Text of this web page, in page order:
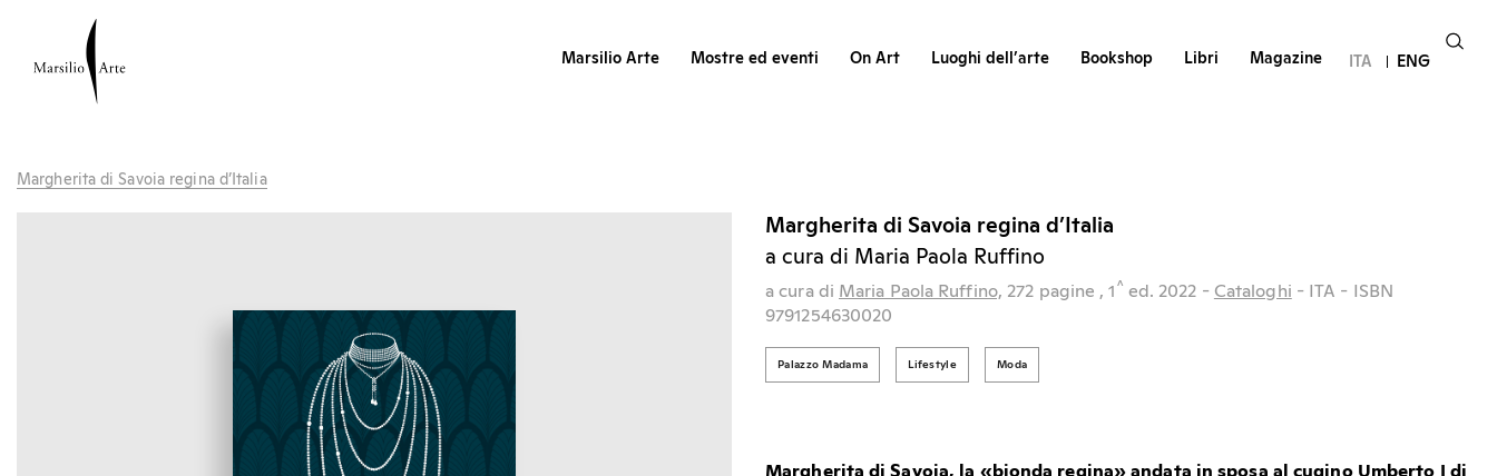
Marsilio Arte Mostre ed eventi On Art Luoghi dell’arte Bookshop Libri Magazine ITA ENG
Margherita di Savoia regina d’Italia
Margherita di Savoia regina d’Italia
a cura di Maria Paola Ruffino
a cura di Maria Paola Ruffino, 272 pagine , 1 ^ ed. 2022 - Cataloghi - ITA - ISBN
9791254630020
Palazzo Madama Lifestyle Moda
Margherita di Savoia, la «bionda regina» andata in sposa al cugino Umberto I di